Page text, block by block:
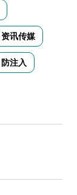
资讯传媒
防注入